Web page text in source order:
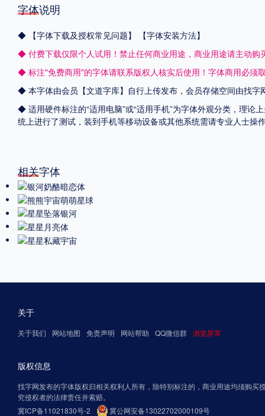
字体说明
◆ 【字体下载及授权常见问题】
【字体安装方法】
◆ 付费下载仅限个人试用！禁止任何商业用途，商业用途请主动购
◆ 标注"免费商用"的字体请联系版权人核实后使用！字体商用必须
◆ 本字体由会员【文道字库】自行上传发布，会员存储空间由找
◆ 适用硬件标注的“适用电脑”或“适用手机”为字体外观分类，理论
统上进行了测试，装到手机等移动设备或其他系统需请专业人士
相关字体
关于
关于我们 网站地图 免责声明 网站帮助 QQ微信群 浏览异常
版权信息
找字网发布的字体版权归相关权利人所有，除特别标注的，商业用途均须购买
究侵权者的法律责任并索赔。
冀ICP备11021830号-2
冀公网安备13022702000109号